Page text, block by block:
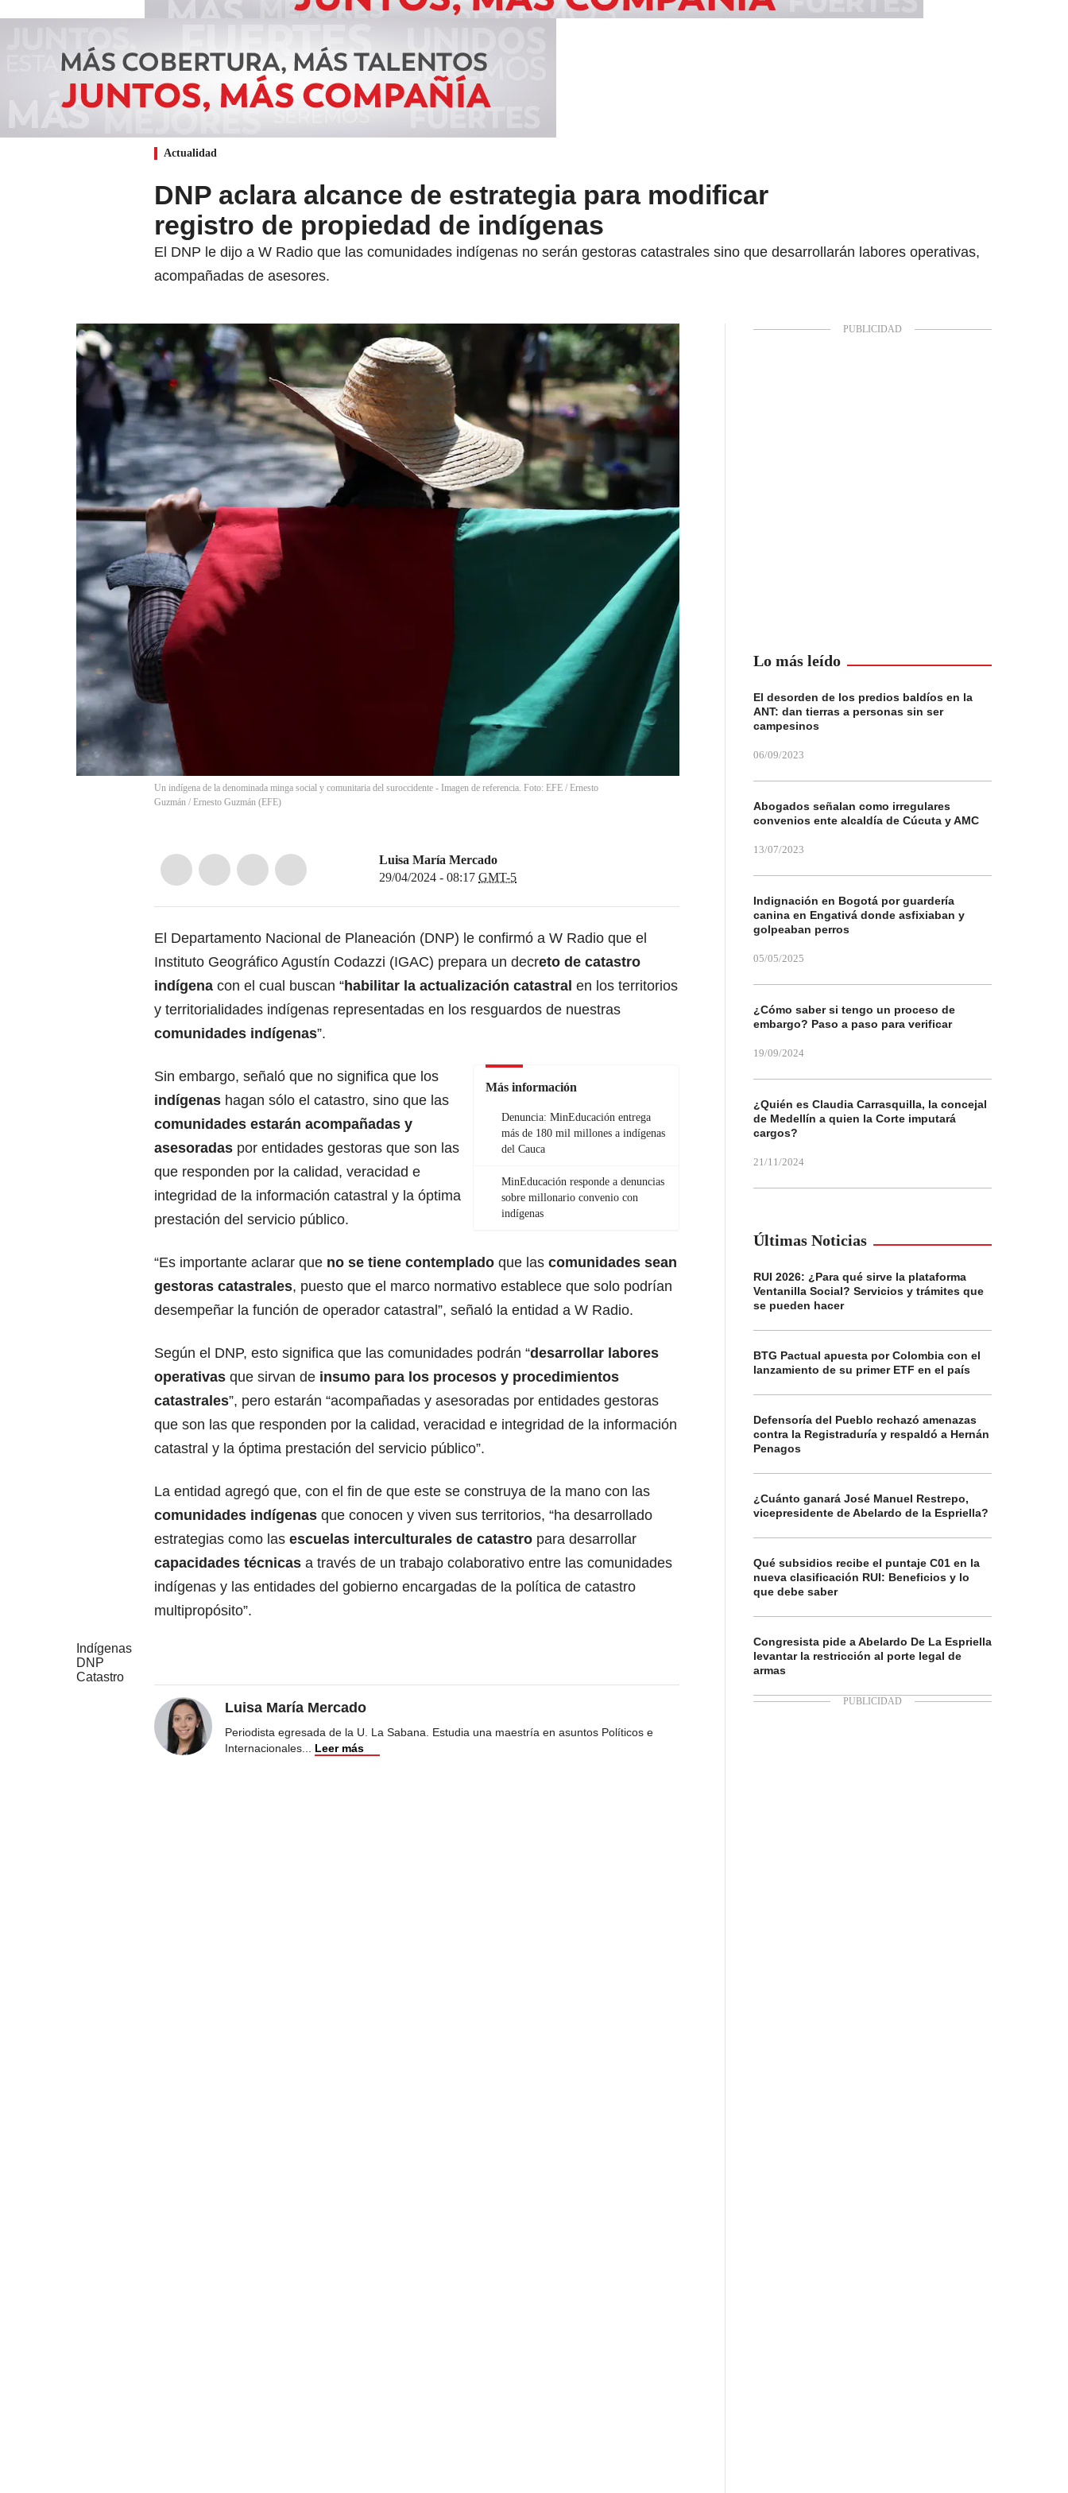
Actualidad
DNP aclara alcance de estrategia para modificar
registro de propiedad de indígenas
El DNP le dijo a W Radio que las comunidades indígenas no serán gestoras catastrales sino que desarrollarán labores operativas,
acompañadas de asesores.
Un indígena de la denominada minga social y comunitaria del suroccidente - Imagen de referencia. Foto: EFE / Ernesto
Guzmán / Ernesto Guzmán (EFE)
Luisa María Mercado
29/04/2024 - 08:17 GMT-5
El Departamento Nacional de Planeación (DNP) le confirmó a W Radio que el
Instituto Geográfico Agustín Codazzi (IGAC) prepara un decreto de catastro
indígena con el cual buscan “habilitar la actualización catastral en los territorios
y territorialidades indígenas representadas en los resguardos de nuestras
comunidades indígenas”.
Más información
Denuncia: MinEducación entrega
más de 180 mil millones a indígenas
del Cauca
MinEducación responde a denuncias
sobre millonario convenio con
indígenas
Sin embargo, señaló que no significa que los
indígenas hagan sólo el catastro, sino que las
comunidades estarán acompañadas y
asesoradas por entidades gestoras que son las
que responden por la calidad, veracidad e
integridad de la información catastral y la óptima
prestación del servicio público.
“Es importante aclarar que no se tiene contemplado que las comunidades sean
gestoras catastrales, puesto que el marco normativo establece que solo podrían
desempeñar la función de operador catastral”, señaló la entidad a W Radio.
Según el DNP, esto significa que las comunidades podrán “desarrollar labores
operativas que sirvan de insumo para los procesos y procedimientos
catastrales”, pero estarán “acompañadas y asesoradas por entidades gestoras
que son las que responden por la calidad, veracidad e integridad de la información
catastral y la óptima prestación del servicio público”.
La entidad agregó que, con el fin de que este se construya de la mano con las
comunidades indígenas que conocen y viven sus territorios, “ha desarrollado
estrategias como las escuelas interculturales de catastro para desarrollar
capacidades técnicas a través de un trabajo colaborativo entre las comunidades
indígenas y las entidades del gobierno encargadas de la política de catastro
multipropósito”.
Indígenas
DNP
Catastro
Luisa María Mercado
Periodista egresada de la U. La Sabana. Estudia una maestría en asuntos Políticos e
Internacionales... Leer más
Lo más leído
El desorden de los predios baldíos en la
ANT: dan tierras a personas sin ser
campesinos
06/09/2023
Abogados señalan como irregulares
convenios ente alcaldía de Cúcuta y AMC
13/07/2023
Indignación en Bogotá por guardería
canina en Engativá donde asfixiaban y
golpeaban perros
05/05/2025
¿Cómo saber si tengo un proceso de
embargo? Paso a paso para verificar
19/09/2024
¿Quién es Claudia Carrasquilla, la concejal
de Medellín a quien la Corte imputará
cargos?
21/11/2024
Últimas Noticias
RUI 2026: ¿Para qué sirve la plataforma
Ventanilla Social? Servicios y trámites que
se pueden hacer
BTG Pactual apuesta por Colombia con el
lanzamiento de su primer ETF en el país
Defensoría del Pueblo rechazó amenazas
contra la Registraduría y respaldó a Hernán
Penagos
¿Cuánto ganará José Manuel Restrepo,
vicepresidente de Abelardo de la Espriella?
Qué subsidios recibe el puntaje C01 en la
nueva clasificación RUI: Beneficios y lo
que debe saber
Congresista pide a Abelardo De La Espriella
levantar la restricción al porte legal de
armas